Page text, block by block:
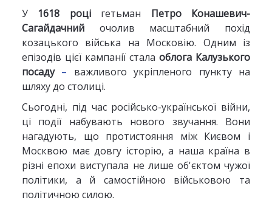
У 1618 роцігетьман Петро Конашевич-
Сагайдачнийочолив масштабний похід
козацького війська на Московію. Одним із
епізодів цієї кампанії сталаоблога Калузького
посаду – важливого укріпленого пункту на
шляху до столиці.
Сьогодні, під час російсько-української війни,
ці події набувають нового звучання. Вони
нагадують, що протистояння між Києвом і
Москвою має довгу історію, а наша країна в
різні епохи виступала не лише об'єктом чужої
політики, а й самостійною військовою та
політичною силою.